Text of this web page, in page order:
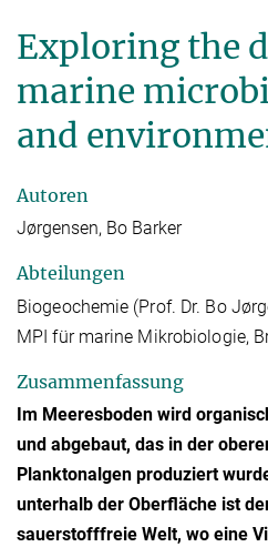
Exploring the
marine
and
Autoren
Jørgensen, Bo Barker
Abteilungen
Biogeochemie (Prof. Dr. Bo
MPI für marine Mikrobiologie,
Zusammenfassung
Im Meeresboden wird
und abgebaut, das in der
Planktonalgen produziert
unterhalb der Oberfläche ist
sauerstofffreie Welt, wo eine